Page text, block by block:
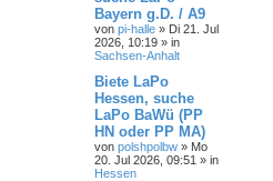
Bayern g.D. / A9
von pi-halle » Di 21. Jul
2026, 10:19 » in
Sachsen-Anhalt
Biete LaPo
Hessen, suche
LaPo BaWü (PP
HN oder PP MA)
von polshpolbw » Mo
20. Jul 2026, 09:51 » in
Hessen